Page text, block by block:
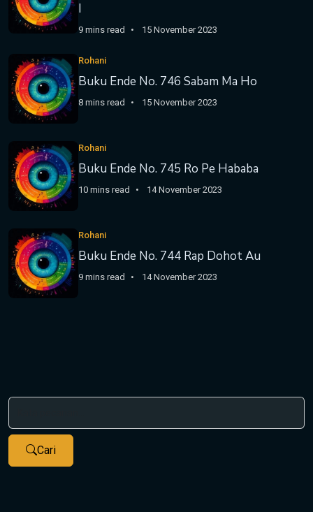
I
9 mins read 15 November 2023
Rohani
Buku Ende No. 746 Sabam Ma Ho
8 mins read 15 November 2023
Rohani
Buku Ende No. 745 Ro Pe Hababa
10 mins read 14 November 2023
Rohani
Buku Ende No. 744 Rap Dohot Au
9 mins read 14 November 2023
Cari